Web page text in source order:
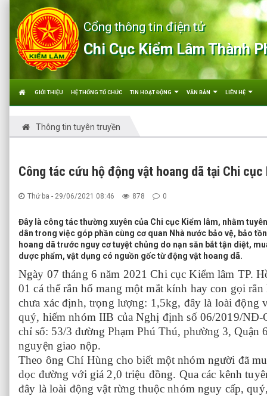
Cổng thông tin điện tử
Chi Cục Kiểm Lâm Thành
GIỚI THIỆU HỆ THỐNG TỔ CHỨC TIN HOẠT ĐỘNG VĂN BẢN LIÊN HỆ
Thông tin tuyên truyền
Công tác cứu hộ động vật hoang dã tại Chi cục
Thứ ba - 29/06/2021 08:46 878 0
Đây là công tác thường xuyên của Chi cục Kiểm lâm, nhằm
dân trong việc góp phần cùng cơ quan Nhà nước bảo vệ, bảo
hoang dã trước nguy cơ tuyệt chủng do nạn săn bắt tận diệt,
dược phẩm, vật dụng có nguồn gốc từ động vật hoang dã.
Ngày 07 tháng 6 năm 2021 Chi cục Kiểm lâm TP.
01 cá thể rắn hổ mang một mắt kính hay con gọi
chưa xác định, trọng lượng: 1,5kg, đây là loài động
quý, hiếm nhóm IIB của Nghị định số 06/2019/NĐ-
chỉ số: 53/3 đường Phạm Phú Thú, phường 3,
nguyện giao nộp.
Theo ông Chí Hùng cho biết một nhóm người đã
dọc đường với giá 2,0 triệu đồng. Qua các kênh
đây là loài động vật rừngthuộc nhóm nguy cấp,